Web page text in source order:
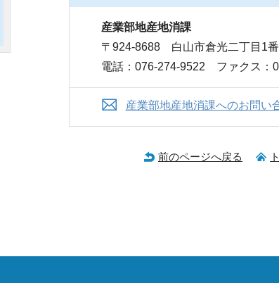
産業部地産地消課
〒924-8688 白山市倉光二丁目1
電話：076-274-9522 ファクス：
産業部地産地消課へのお問い
前のページへ戻る